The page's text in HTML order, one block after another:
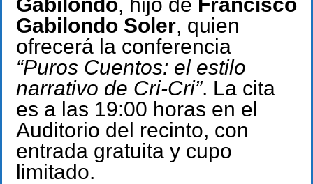
Gabilondo Soler, quien
ofrecerá la conferencia
“Puros Cuentos: el estilo
narrativo de Cri-Cri”. La cita
es a las 19:00 horas en el
Auditorio del recinto, con
entrada gratuita y cupo
limitado.